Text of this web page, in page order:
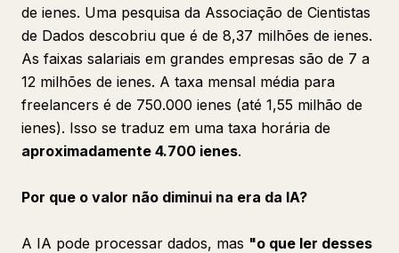
de ienes. Uma pesquisa da Associação de Cientistas
de Dados descobriu que é de 8,37 milhões de ienes.
As faixas salariais em grandes empresas são de 7 a
12 milhões de ienes. A taxa mensal média para
freelancers é de 750.000 ienes (até 1,55 milhão de
ienes). Isso se traduz em uma taxa horária de
aproximadamente 4.700 ienes.
Por que o valor não diminui na era da IA?
A IA pode processar dados, mas "o que ler desses